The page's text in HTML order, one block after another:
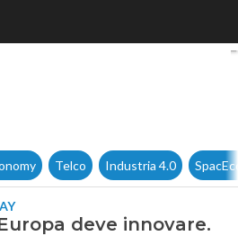
(Huawei): “L’Europa
Telco Industria 4.0
deve innovare.